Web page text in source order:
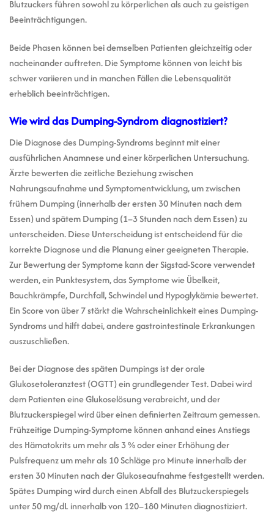
Blutzuckers führen sowohl zu körperlichen als auch zu geistigen
Beeinträchtigungen.
Beide Phasen können bei demselben Patienten gleichzeitig oder
nacheinander auftreten. Die Symptome können von leicht bis
schwer variieren und in manchen Fällen die Lebensqualität
erheblich beeinträchtigen.
Wie wird das Dumping-Syndrom diagnostiziert?
Die Diagnose des Dumping-Syndroms beginnt mit einer
ausführlichen Anamnese und einer körperlichen Untersuchung.
Ärzte bewerten die zeitliche Beziehung zwischen
Nahrungsaufnahme und Symptomentwicklung, um zwischen
frühem Dumping (innerhalb der ersten 30 Minuten nach dem
Essen) und spätem Dumping (1–3 Stunden nach dem Essen) zu
unterscheiden. Diese Unterscheidung ist entscheidend für die
korrekte Diagnose und die Planung einer geeigneten Therapie.
Zur Bewertung der Symptome kann der Sigstad-Score verwendet
werden, ein Punktesystem, das Symptome wie Übelkeit,
Bauchkrämpfe, Durchfall, Schwindel und Hypoglykämie bewertet.
Ein Score von über 7 stärkt die Wahrscheinlichkeit eines Dumping-
Syndroms und hilft dabei, andere gastrointestinale Erkrankungen
auszuschließen.
Bei der Diagnose des späten Dumpings ist der orale
Glukosetoleranztest (OGTT) ein grundlegender Test. Dabei wird
dem Patienten eine Glukoselösung verabreicht, und der
Blutzuckerspiegel wird über einen definierten Zeitraum gemessen.
Frühzeitige Dumping-Symptome können anhand eines Anstiegs
des Hämatokrits um mehr als 3 % oder einer Erhöhung der
Pulsfrequenz um mehr als 10 Schläge pro Minute innerhalb der
ersten 30 Minuten nach der Glukoseaufnahme festgestellt werden.
Spätes Dumping wird durch einen Abfall des Blutzuckerspiegels
unter 50 mg/dL innerhalb von 120–180 Minuten diagnostiziert.